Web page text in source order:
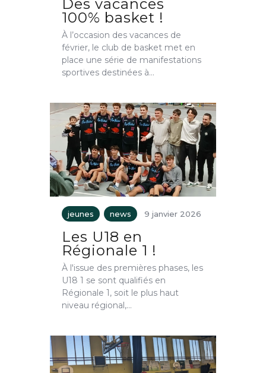
Des vacances
100% basket !
À l’occasion des vacances de
février, le club de basket met en
place une série de manifestations
sportives destinées à…
jeunes news 9 janvier 2026
Les U18 en
Régionale 1 !
À l'issue des premières phases, les
U18 1 se sont qualifiés en
Régionale 1, soit le plus haut
niveau régional,…